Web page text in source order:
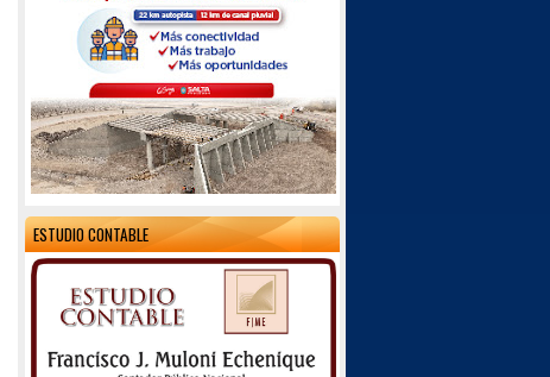
ESTUDIO CONTABLE